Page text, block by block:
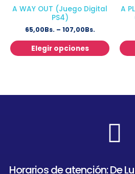
A WAY OUT (Juego Digital
PS4)
65,00Bs. – 107,00Bs.
Elegir opciones
A
Horarios de atención: De